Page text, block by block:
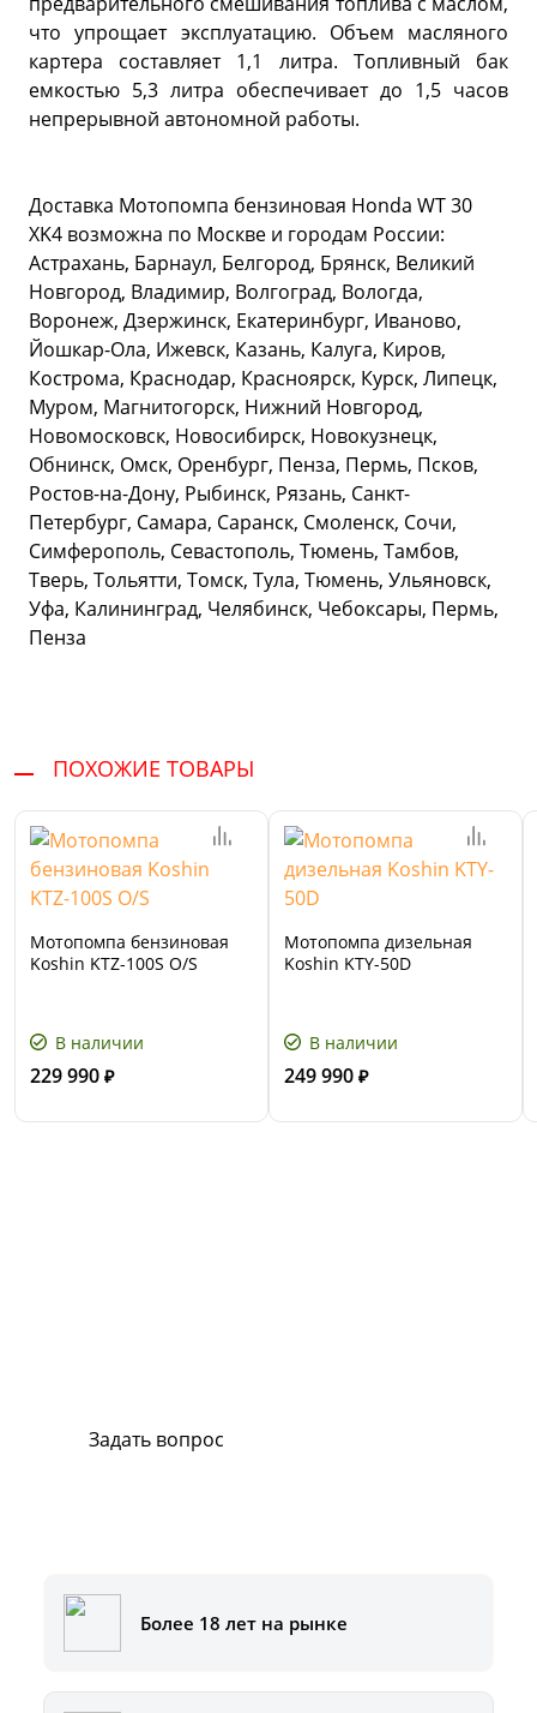
что упрощает эксплуатацию. Объем масляного
картера составляет 1,1 литра. Топливный бак
емкостью 5,3 литра обеспечивает до 1,5 часов
непрерывной автономной работы.
Доставка Мотопомпа бензиновая Honda WT 30
XK4 возможна по Москве и городам России:
Астрахань, Барнаул, Белгород, Брянск, Великий
Новгород, Владимир, Волгоград, Вологда,
Воронеж, Дзержинск, Екатеринбург, Иваново,
Йошкар-Ола, Ижевск, Казань, Калуга, Киров,
Кострома, Краснодар, Красноярск, Курск, Липецк,
Муром, Магнитогорск, Нижний Новгород,
Новомосковск, Новосибирск, Новокузнецк,
Обнинск, Омск, Оренбург, Пенза, Пермь, Псков,
Ростов-на-Дону, Рыбинск, Рязань, Санкт-
Петербург, Самара, Саранск, Смоленск, Сочи,
Симферополь, Севастополь, Тюмень, Тамбов,
Тверь, Тольятти, Томск, Тула, Тюмень, Ульяновск,
Уфа, Калининград, Челябинск, Чебоксары, Пермь,
Пенза
ПОХОЖИЕ ТОВАРЫ
Мотопомпа бензиновая
Koshin KTZ-100S O/S
В наличии
229 990 ₽
Мотопомпа дизельная
Koshin KTY-50D
В наличии
249 990 ₽
Задать вопрос
Более 18 лет на рынке